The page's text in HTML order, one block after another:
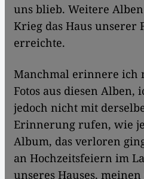
uns blieb. Weitere
Krieg das Haus unserer
erreichte.
Manchmal erinnere ich
Fotos aus diesen Alben,
jedoch nicht mit
Erinnerung rufen, wie
Album, das verloren
an Hochzeitsfeiern im
unseres Hauses,